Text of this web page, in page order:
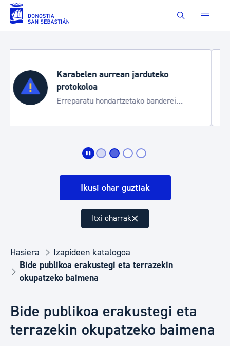
Eduki nagusira joan Buscar
Aste Nagusia 2026
Trafiko mozketak eta garraio zerbitzu
bereziak
Ikusi ohar guztiak
Itxi oharrak
Hasiera
Izapideen katalogoa
Bide publikoa erakustegi eta terrazekin
okupatzeko baimena
Bide publikoa erakustegi eta
terrazekin okupatzeko baimena